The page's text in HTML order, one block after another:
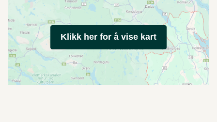
Klikk her for å vise kart